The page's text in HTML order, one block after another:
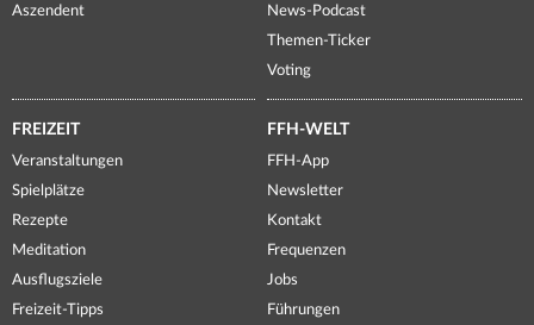
Aszendent
News-Podcast
Themen-Ticker
Voting
FREIZEIT
Veranstaltungen
Spielplätze
Rezepte
Meditation
Ausflugsziele
Freizeit-Tipps
FFH-WELT
FFH-App
Newsletter
Kontakt
Frequenzen
Jobs
Führungen